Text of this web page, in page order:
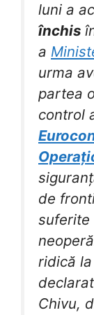
luni a
închis
a
urma
partea
control
de
suferite
ridică
Chivu,